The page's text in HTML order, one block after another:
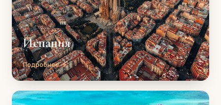
Испания
Подробнее →